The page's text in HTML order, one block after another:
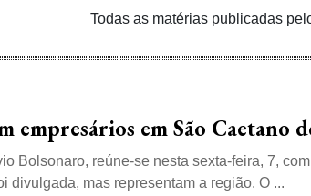
Todas as matérias publicadas
empresários em São Caetano
Bolsonaro, reúne-se nesta sexta-feira, 7,
divulgada, mas representam a região. O ...